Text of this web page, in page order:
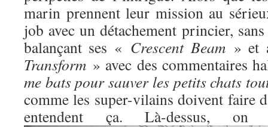
marin prennent leur mission au
job avec un détachement princier,
balançant ses « Crescent Beam» et
Transform » avec des commentaires
me bats pour sauver les petits chats
comme les super-vilains doivent faire
entendent ça. Là-dessus,